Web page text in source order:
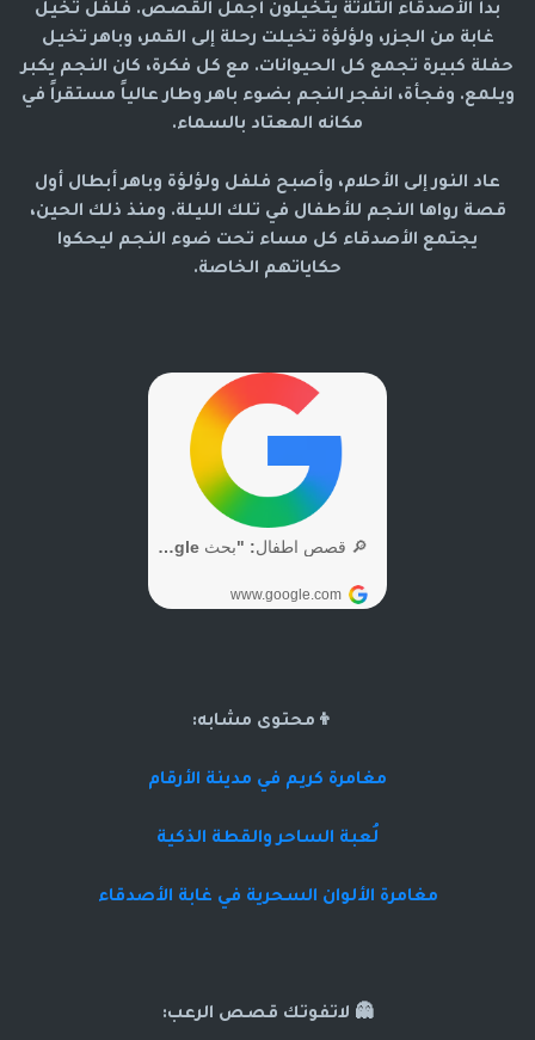
بدأ الأصدقاء الثلاثة يتخيلون أجمل القصص. فلفل تخيل
غابة من الجزر، ولؤلؤة تخيلت رحلة إلى القمر، وباهر تخيل
حفلة كبيرة تجمع كل الحيوانات. مع كل فكرة، كان النجم يكبر
ويلمع. وفجأة، انفجر النجم بضوء باهر وطار عالياً مستقراً في
مكانه المعتاد بالسماء.
عاد النور إلى الأحلام، وأصبح فلفل ولؤلؤة وباهر أبطال أول
قصة رواها النجم للأطفال في تلك الليلة. ومنذ ذلك الحين،
يجتمع الأصدقاء كل مساء تحت ضوء النجم ليحكوا
حكاياتهم الخاصة.
👦محتوى مشابه:
مغامرة كريم في مدينة الأرقام
لُعبة الساحر والقطة الذكية
مغامرة الألوان السحرية في غابة الأصدقاء
👻 لاتفوتك قصص الرعب: